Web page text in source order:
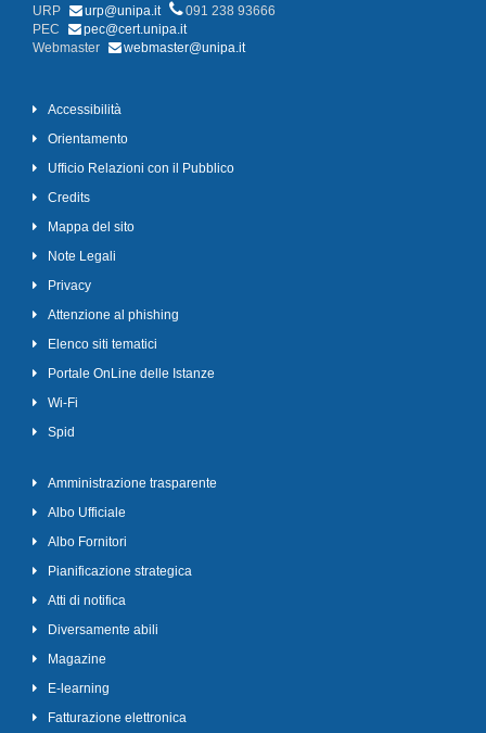
URP
urp@unipa.it
091 238 93666
PEC
pec@cert.unipa.it
Webmaster
webmaster@unipa.it
Accessibilità
Orientamento
Ufficio Relazioni con il Pubblico
Credits
Mappa del sito
Note Legali
Privacy
Attenzione al phishing
Elenco siti tematici
Portale OnLine delle Istanze
Wi-Fi
Spid
Amministrazione trasparente
Albo Ufficiale
Albo Fornitori
Pianificazione strategica
Atti di notifica
Diversamente abili
Magazine
E-learning
Fatturazione elettronica